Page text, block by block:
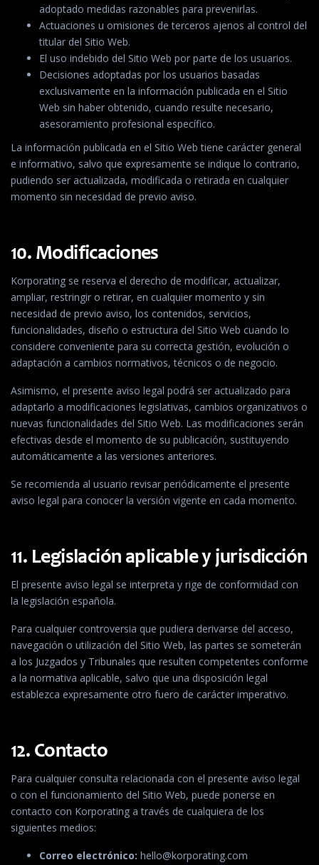
adoptado medidas razonables para prevenirlas.
Actuaciones u omisiones de terceros ajenos al control del
titular del Sitio Web.
El uso indebido del Sitio Web por parte de los usuarios.
Decisiones adoptadas por los usuarios basadas
exclusivamente en la información publicada en el Sitio
Web sin haber obtenido, cuando resulte necesario,
asesoramiento profesional específico.
La información publicada en el Sitio Web tiene carácter general
e informativo, salvo que expresamente se indique lo contrario,
pudiendo ser actualizada, modificada o retirada en cualquier
momento sin necesidad de previo aviso.
10. Modificaciones
Korporating se reserva el derecho de modificar, actualizar,
ampliar, restringir o retirar, en cualquier momento y sin
necesidad de previo aviso, los contenidos, servicios,
funcionalidades, diseño o estructura del Sitio Web cuando lo
considere conveniente para su correcta gestión, evolución o
adaptación a cambios normativos, técnicos o de negocio.
Asimismo, el presente aviso legal podrá ser actualizado para
adaptarlo a modificaciones legislativas, cambios organizativos o
nuevas funcionalidades del Sitio Web. Las modificaciones serán
efectivas desde el momento de su publicación, sustituyendo
automáticamente a las versiones anteriores.
Se recomienda al usuario revisar periódicamente el presente
aviso legal para conocer la versión vigente en cada momento.
11. Legislación aplicable y jurisdicción
El presente aviso legal se interpreta y rige de conformidad con
la legislación española.
Para cualquier controversia que pudiera derivarse del acceso,
navegación o utilización del Sitio Web, las partes se someterán
a los Juzgados y Tribunales que resulten competentes conforme
a la normativa aplicable, salvo que una disposición legal
establezca expresamente otro fuero de carácter imperativo.
12. Contacto
Para cualquier consulta relacionada con el presente aviso legal
o con el funcionamiento del Sitio Web, puede ponerse en
contacto con Korporating a través de cualquiera de los
siguientes medios:
Correo electrónico: hello@korporating.com